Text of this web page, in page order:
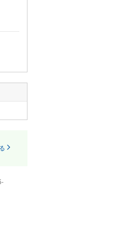
展
い
備し
て
満
の
た
て